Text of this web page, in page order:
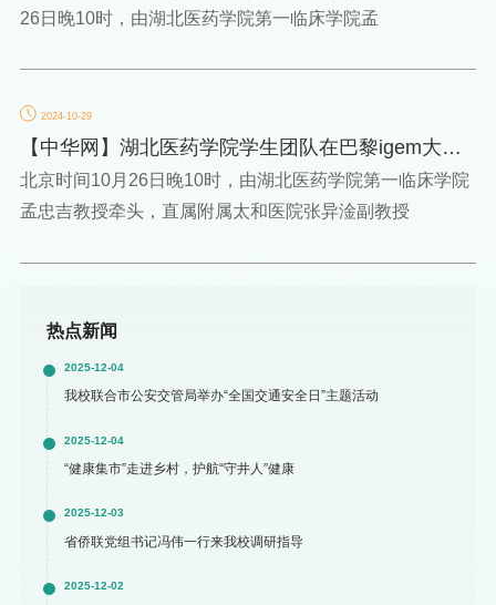
26日晚10时，由湖北医药学院第一临床学院孟
2024-10-29
【中华网】湖北医药学院学生团队在巴黎igem大赛
中荣获银奖
北京时间10月26日晚10时，由湖北医药学院第一临床学院
孟忠吉教授牵头，直属附属太和医院张异淦副教授
热点新闻
2025-12-04
我校联合市公安交管局举办“全国交通安全日”主题活动
2025-12-04
“健康集市”走进乡村，护航“守井人”健康
2025-12-03
省侨联党组书记冯伟一行来我校调研指导
2025-12-02